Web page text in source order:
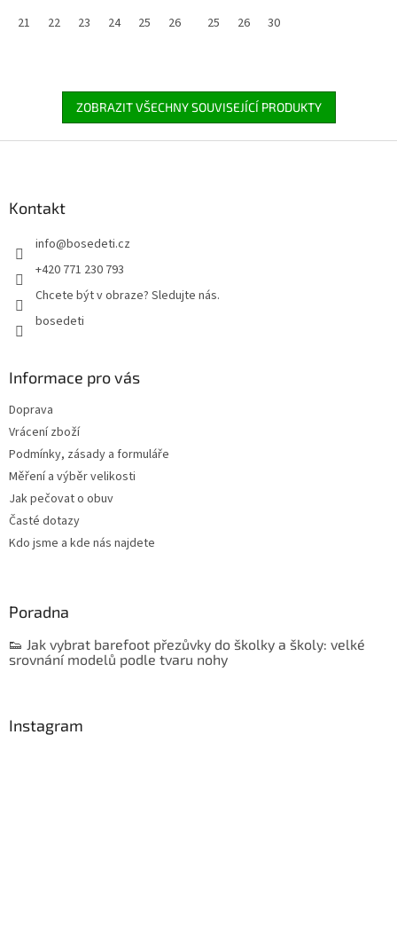
21
22 23 24 25 26 2725
26 30
ZOBRAZIT VŠECHNY SOUVISEJÍCÍ PRODUKTY
Kontakt
info@bosedeti.cz
+420 771 230 793
Chcete být v obraze? Sledujte nás.
bosedeti
Informace pro vás
Doprava
Vrácení zboží
Podmínky, zásady a formuláře
Měření a výběr velikosti
Jak pečovat o obuv
Časté dotazy
Kdo jsme a kde nás najdete
Poradna
👟 Jak vybrat barefoot přezůvky do školky a školy: velké
srovnání modelů podle tvaru nohy
Instagram